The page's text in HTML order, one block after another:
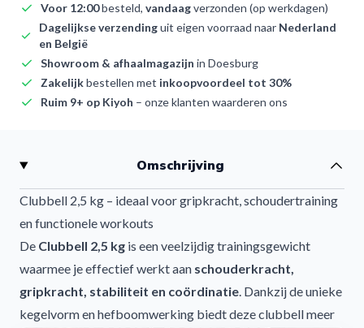
Voor 12:00besteld, vandaagverzonden (op werkdagen)
Dagelijkse verzendinguit eigen voorraad naar Nederland
en België
Showroom & afhaalmagazijn in Doesburg
Zakelijkbestellen met inkoopvoordeel tot 30%
Ruim 9+ op Kiyoh – onze klanten waarderen ons
Omschrijving
Clubbell 2,5 kg – ideaal voor gripkracht, schoudertraining
en functionele workouts
De Clubbell 2,5 kg is een veelzijdig trainingsgewicht
waarmee je effectief werkt aan schouderkracht,
gripkracht, stabiliteit en coördinatie. Dankzij de unieke
kegelvorm en hefboomwerking biedt deze clubbell meer